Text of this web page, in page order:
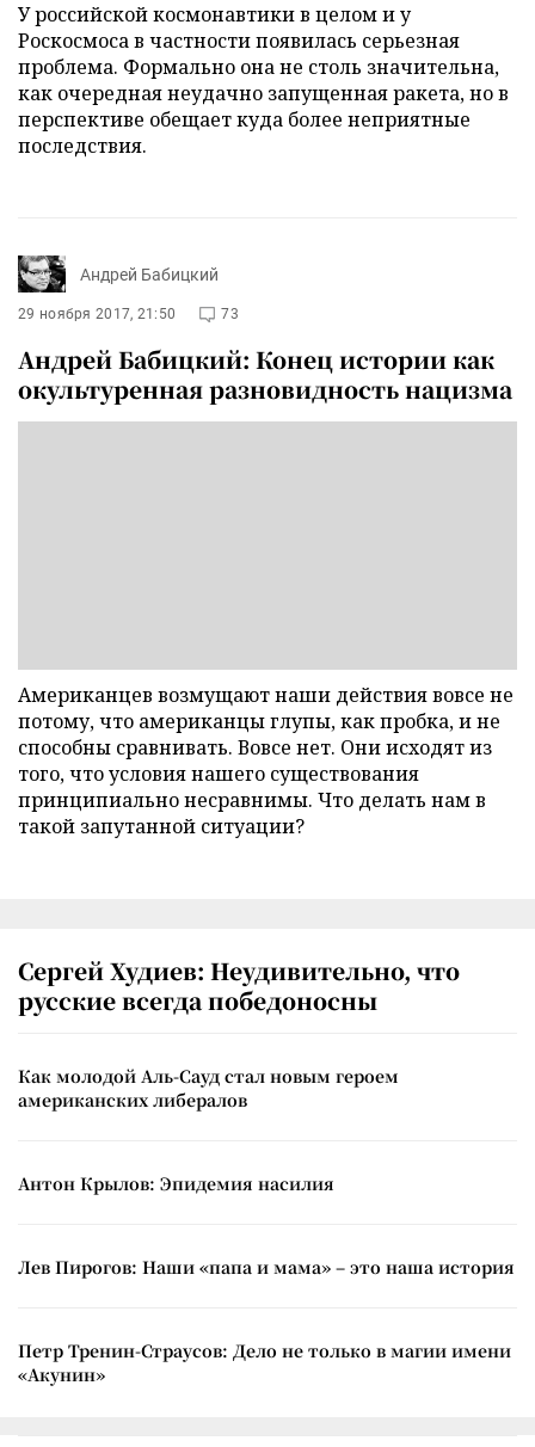
У российской космонавтики в целом и у
Роскосмоса в частности появилась серьезная
проблема. Формально она не столь значительна,
как очередная неудачно запущенная ракета, но в
перспективе обещает куда более неприятные
последствия.
Андрей Бабицкий
29 ноября 2017, 21:50 73
Андрей Бабицкий: Конец истории как
окультуренная разновидность нацизма
Американцев возмущают наши действия вовсе не
потому, что американцы глупы, как пробка, и не
способны сравнивать. Вовсе нет. Они исходят из
того, что условия нашего существования
принципиально несравнимы. Что делать нам в
такой запутанной ситуации?
Сергей Худиев: Неудивительно, что
русские всегда победоносны
Как молодой Аль-Сауд стал новым героем
американских либералов
Антон Крылов: Эпидемия насилия
Лев Пирогов: Наши «папа и мама» – это наша история
Петр Тренин-Страусов: Дело не только в магии имени
«Акунин»